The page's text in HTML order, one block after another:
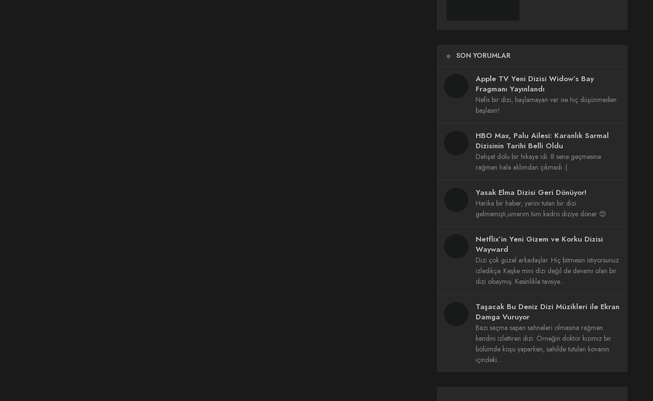
SON YORUMLAR
Apple TV Yeni Dizisi Widow’s Bay
Fragmanı Yayınlandı
Nefis bir dizi, başlamayan var ise hiç düşünmeden
başlasın!
HBO Max, Palu Ailesi: Karanlık Sarmal
Dizisinin Tarihi Belli Oldu
Dehşet dolu bir hikaye idi. 8 sene geçmesine
rağmen hala aklımdan çıkmadı :(
Yasak Elma Dizisi Geri Dönüyor!
Harika bir haber, yerini tutan bir dizi
gelmemişti,umarım tüm kadro diziye döner 😍
Netflix’in Yeni Gizem ve Korku Dizisi
Wayward
Dizi çok güzel arkadaşlar. Hiç bitmesin istiyorsunuz
izledikçe. Keşke mini dizi değil de devamı olan bir
dizi olsaymış. Kesinlikle tavsiye…
Taşacak Bu Deniz Dizi Müzikleri ile Ekran
Damga Vuruyor
Bazı saçma sapan sahneleri olmasına rağmen
kendini izlettiren dizi. Örneğin doktor kızımız bir
bölümde koşu yaparken, sahilde tutulan kovanın
içindeki…